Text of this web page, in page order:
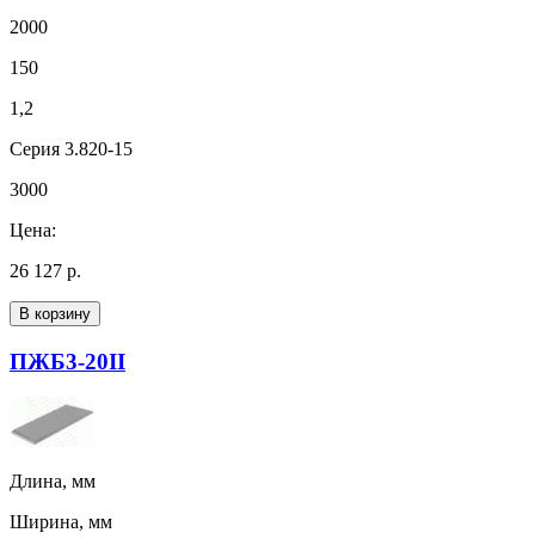
2000
150
1,2
Серия 3.820-15
3000
Цена:
26 127 р.
В корзину
ПЖБ3-20II
Длина, мм
Ширина, мм